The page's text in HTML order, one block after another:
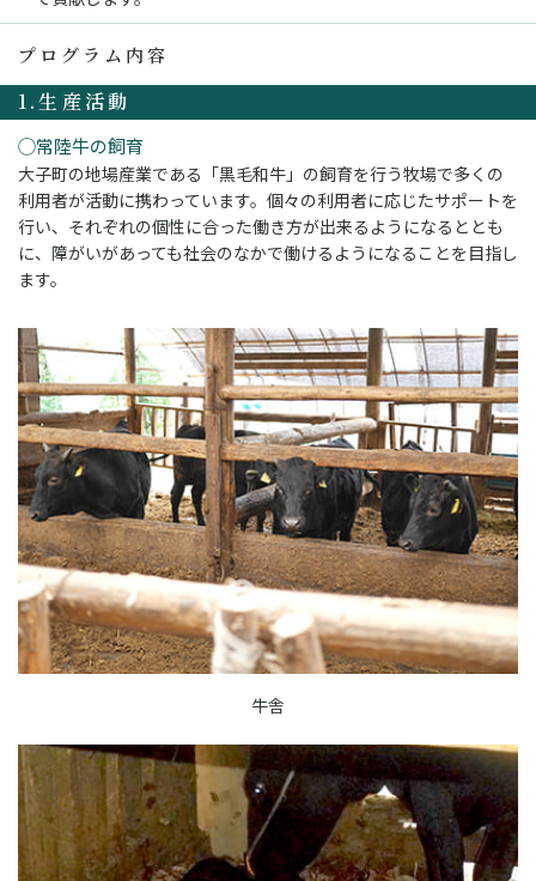
プログラム内容
1.生産活動
◯常陸牛の飼育
大子町の地場産業である「黒毛和牛」の飼育を行う牧場で多くの
利用者が活動に携わっています。個々の利用者に応じたサポートを
行い、それぞれの個性に合った働き方が出来るようになるととも
に、障がいがあっても社会のなかで働けるようになることを目指し
ます。
牛舎